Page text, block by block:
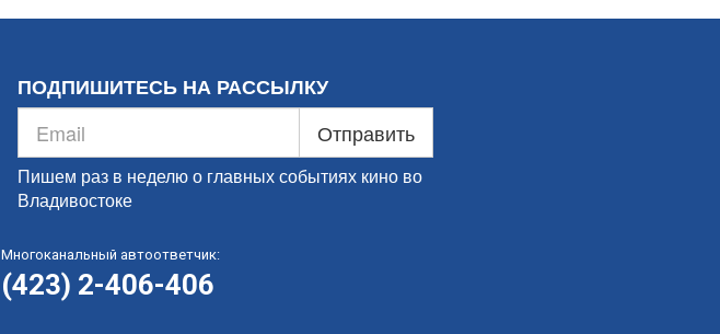
ПОДПИШИТЕСЬ НА РАССЫЛКУ
Отправить
Пишем раз в неделю о главных событиях кино во
Владивостоке
Многоканальный автоответчик:
(423) 2-406-406